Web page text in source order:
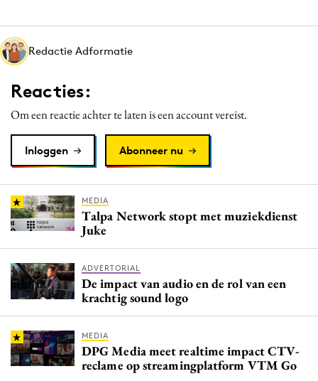
Media
Merkstrategie
Programmatic
Purpose Marketing
Redactie Adformatie
Reacties:
Om een reactie achter te laten is een account vereist.
Inloggen Abonneer nu
MEDIA
Talpa Network stopt met muziekdienst
Juke
ADVERTORIAL
De impact van audio en de rol van een
krachtig sound logo
MEDIA
DPG Media meet realtime impact CTV-
reclame op streamingplatform VTM Go